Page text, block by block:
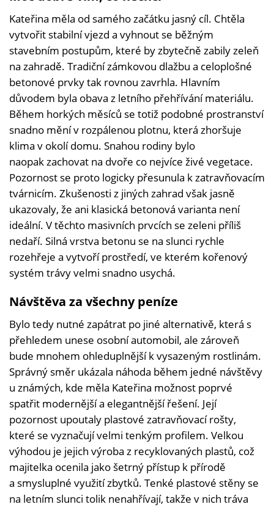
Kateřina měla od samého začátku jasný cíl. Chtěla
vytvořit stabilní vjezd a vyhnout se běžným
stavebním postupům, které by zbytečně zabily zeleň
na zahradě. Tradiční zámkovou dlažbu a celoplošné
betonové prvky tak rovnou zavrhla. Hlavním
důvodem byla obava z letního přehřívání materiálu.
Během horkých měsíců se totiž podobné prostranství
snadno mění v rozpálenou plotnu, která zhoršuje
klima v okolí domu. Snahou rodiny bylo
naopak zachovat na dvoře co nejvíce živé vegetace.
Pozornost se proto logicky přesunula k zatravňovacím
tvárnicím. Zkušenosti z jiných zahrad však jasně
ukazovaly, že ani klasická betonová varianta není
ideální. V těchto masivních prvcích se zeleni příliš
nedaří. Silná vrstva betonu se na slunci rychle
rozehřeje a vytvoří prostředí, ve kterém kořenový
systém trávy velmi snadno usychá.
Návštěva za všechny peníze
Bylo tedy nutné zapátrat po jiné alternativě, která s
přehledem unese osobní automobil, ale zároveň
bude mnohem ohleduplnější k vysazeným rostlinám.
Správný směr ukázala náhoda během jedné návštěvy
u známých, kde měla Kateřina možnost poprvé
spatřit modernější a elegantnější řešení. Její
pozornost upoutaly plastové zatravňovací rošty,
které se vyznačují velmi tenkým profilem. Velkou
výhodou je jejich výroba z recyklovaných plastů, což
majitelka ocenila jako šetrný přístup k přírodě
a smysluplné využití zbytků. Tenké plastové stěny se
na letním slunci tolik nenahřívají, takže v nich tráva